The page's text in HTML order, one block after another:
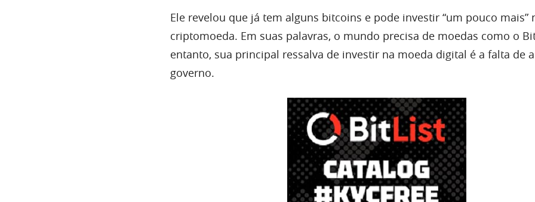
Ele revelou que já tem alguns bitcoins e pode investir “um pouco mais”
criptomoeda. Em suas palavras, o mundo precisa de moedas como o
entanto, sua principal ressalva de investir na moeda digital é a falta de
governo.